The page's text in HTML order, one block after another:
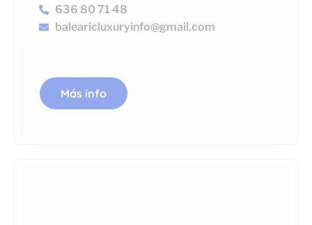
636 80 71 48
balearicluxuryinfo@gmail.com
Más info